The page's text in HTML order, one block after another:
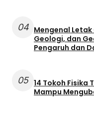
04 Mengenal
Geologi, dan
Pengaruh dan
05 14 Tokoh Fisika
Mampu